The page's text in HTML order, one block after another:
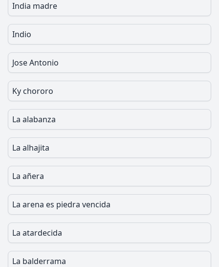
India madre
Indio
Jose Antonio
Ky chororo
La alabanza
La alhajita
La añera
La arena es piedra vencida
La atardecida
La balderrama